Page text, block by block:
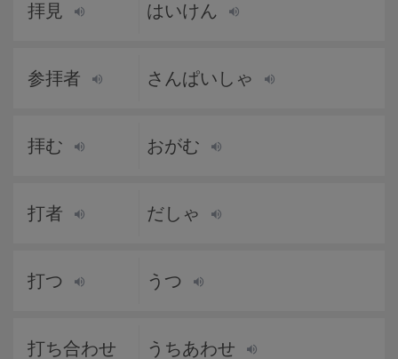
拝見 はいけん
参拝者 さんぱいしゃ
拝む おがむ
打者 だしゃ
打つ うつ
打ち合わせ うちあわせ